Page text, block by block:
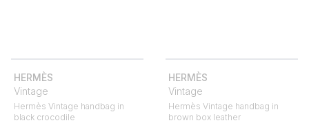
HERMÈS
Vintage
Hermès Vintage handbag in
black crocodile
HERMÈS
Vintage
Hermès Vintage handbag in
brown box leather